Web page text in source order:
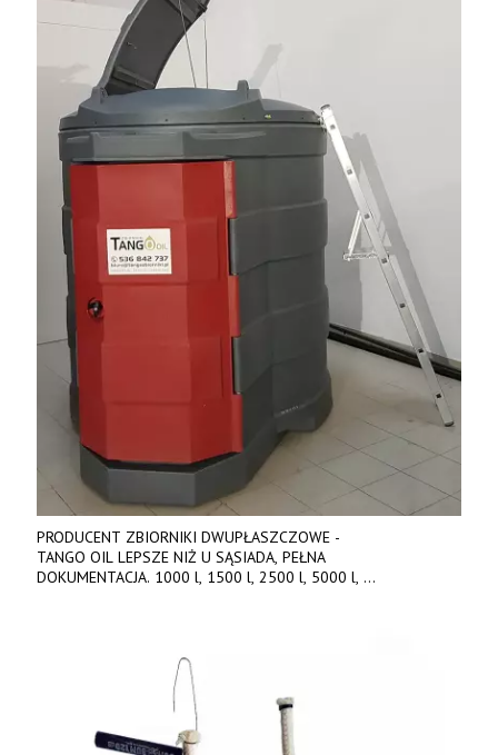
PRODUCENT ZBIORNIKI DWUPŁASZCZOWE -
TANGO OIL LEPSZE NIŻ U SĄSIADA, PEŁNA
DOKUMENTACJA. 1000 l, 1500 l, 2500 l, 5000 l,